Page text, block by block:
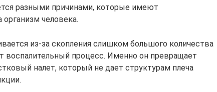
разными причинами, которые имеют
человека.
из-за скопления слишком большого количества
воспалительный процесс. Именно он превращает
налет, который не дает структурам плеча